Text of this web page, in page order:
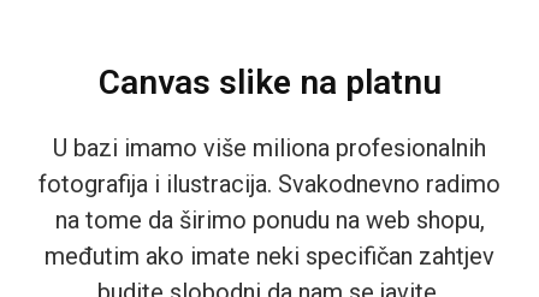
Canvas slike na platnu
U bazi imamo više miliona profesionalnih
fotografija i ilustracija. Svakodnevno radimo
na tome da širimo ponudu na web shopu,
međutim ako imate neki specifičan zahtjev